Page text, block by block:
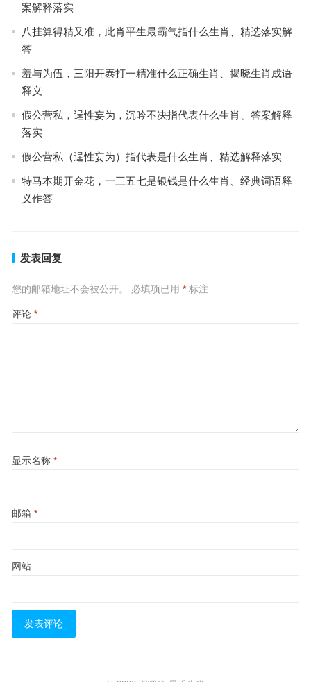
案解释落实
八挂算得精又准，此肖平生最霸气指什么生肖、精选落实解
答
羞与为伍，三阳开泰打一精准什么正确生肖、揭晓生肖成语
释义
假公营私，逞性妄为，沉吟不决指代表什么生肖、答案解释
落实
假公营私（逞性妄为）指代表是什么生肖、精选解释落实
特马本期开金花，一三五七是银钱是什么生肖、经典词语释
义作答
发表回复
您的邮箱地址不会被公开。 必填项已用 *标注
评论 *
显示名称 *
邮箱 *
网站